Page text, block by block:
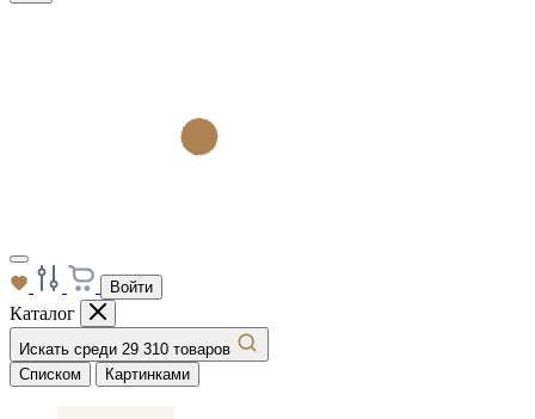
Войти
Каталог
Искать среди 29 310 товаров
Списком
Картинками